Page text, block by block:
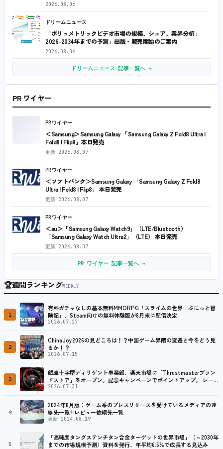
2026.08.06
ドリームニュース
「ボリュメトリックビデオ市場の規模、シェア、業界分析 :
2026-2034年までの予測」出版・販売開始のご案内
2026.08.06
ドリームニュース 記事一覧へ →
PR ワイヤー
PRワイヤー
＜Samsung＞Samsung Galaxy 「Samsung Galaxy Z Fold8 Ultra |
Fold8 | Flip8」本日発売
更新 2026.08.07
PRワイヤー
＜ソフトバンク＞Samsung Galaxy 「Samsung Galaxy Z Fold8
Ultra | Fold8 | Flip8」 本日発売
更新 2026.08.07
PRワイヤー
＜au＞「Samsung Galaxy Watch9」（LTE/Bluetooth）
「Samsung Galaxy Watch Ultra2」（LTE） 本日発売
更新 2026.08.07
PR ワイヤー 記事一覧へ →
🏆週間ランキングWEEKLY
1
有料ガチャなしの基本無料MMORPG「スライムの世界 ぷにっと冒
険記」、Steam向けの無料体験版が8月末に配信決定
2026.07.27
2
ChinaJoy2026の見どころは！？中国ゲーム界隈の変遷と今をどう見
るか！？
2026.07.15
3
銀座十字屋ディリゲント事業部、楽天市場に「Thrustmasterブラン
ドストア」をオープン。記念キャンペーンでポイントアップ。 レーシ
ング／フライトシム向けコントローラーを中心に、幅広くラインナッ
2026.07.31
4
2024年8月版：ゲーム系のプレスリリースを受けているメディアの連
絡先一覧+レビュー依頼先一覧
更新 2024.08.19
5
「高純度タングステンチタン合金ターゲットの世界市場」（～2030年
までの市場規模予測）資料を発行、年平均6.5%で成長する見込み